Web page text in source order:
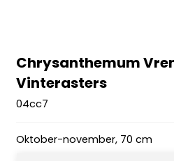
Chrysanthemum
Vinterasters
04cc7
Oktober-november, 70 cm